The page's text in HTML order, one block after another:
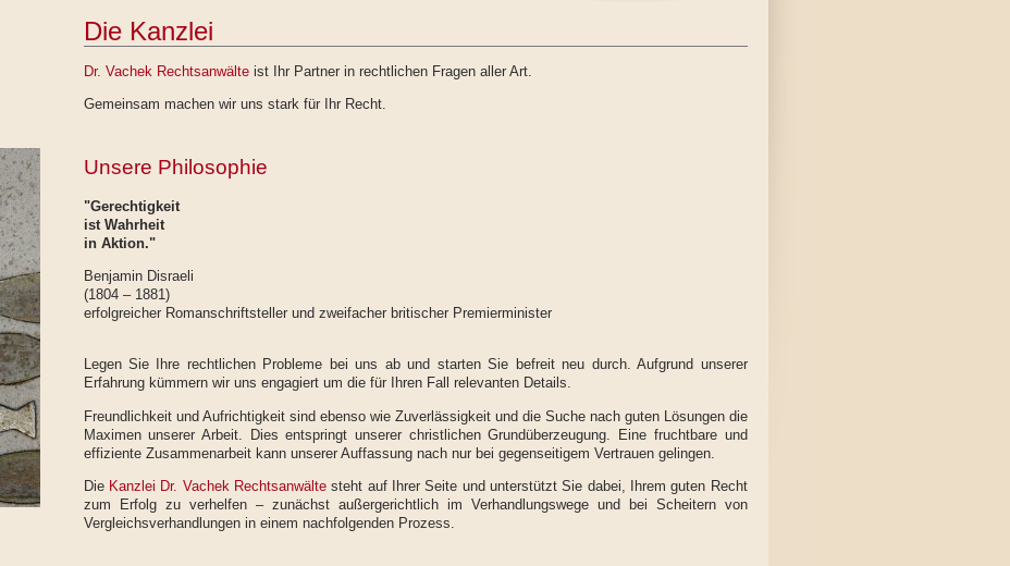
Die Kanzlei
Dr. Vachek Rechtsanwälteist Ihr Partner in rechtlichen Fragen aller Art.
Gemeinsam machen wir uns stark für Ihr Recht.
Unsere Philosophie
"Gerechtigkeit
ist Wahrheit
in Aktion."
Benjamin Disraeli
(1804 – 1881)
erfolgreicher Romanschriftsteller und zweifacher britischer Premierminister
Legen Sie Ihre rechtlichen Probleme bei uns ab und starten Sie befreit neu durch. Aufgrund unserer
Erfahrung kümmern wir uns engagiert um die für Ihren Fall relevanten Details.
Freundlichkeit und Aufrichtigkeit sind ebenso wie Zuverlässigkeit und die Suche nach guten Lösungen die
Maximen unserer Arbeit. Dies entspringt unserer christlichen Grundüberzeugung. Eine fruchtbare und
effiziente Zusammenarbeit kann unserer Auffassung nach nur bei gegenseitigem Vertrauen gelingen.
Die Kanzlei Dr. Vachek Rechtsanwältesteht auf Ihrer Seite und unterstützt Sie dabei, Ihrem guten Recht
zum Erfolg zu verhelfen – zunächst außergerichtlich im Verhandlungswege und bei Scheitern von
Vergleichsverhandlungen in einem nachfolgenden Prozess.